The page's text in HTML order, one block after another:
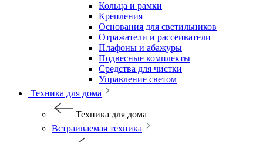
Кольца и рамки
Крепления
Основания для светильников
Отражатели и рассеиватели
Плафоны и абажуры
Подвесные комплекты
Средства для чистки
Управление светом
Техника для дома
Техника для дома
Встраиваемая техника